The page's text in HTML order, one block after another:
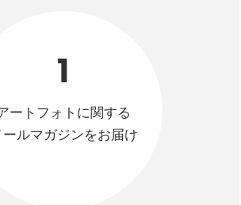
1
ートフォトに関する
ールマガジンをお届け